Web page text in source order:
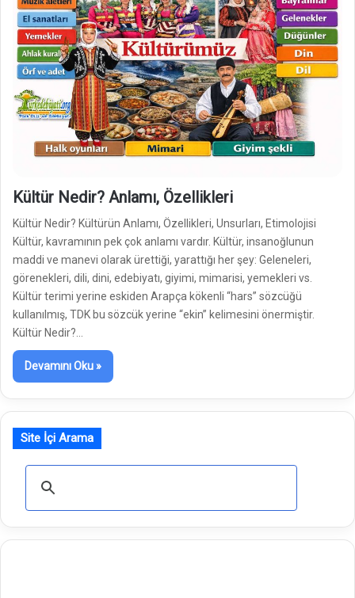
Kültür Nedir? Anlamı, Özellikleri
Kültür Nedir? Kültürün Anlamı, Özellikleri, Unsurları, Etimolojisi
Kültür, kavramının pek çok anlamı vardır. Kültür, insanoğlunun
maddi ve manevi olarak ürettiği, yarattığı her şey: Geleneleri,
görenekleri, dili, dini, edebiyatı, giyimi, mimarisi, yemekleri vs.
Kültür terimi yerine eskiden Arapça kökenli “hars” sözcüğü
kullanılmış, TDK bu sözcük yerine “ekin” kelimesini önermiştir.
Kültür Nedir?…
Devamını Oku »
Site İçi Arama